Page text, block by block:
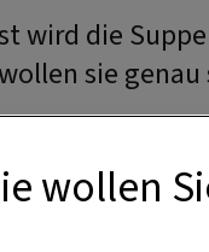
wird die
sie
wollen